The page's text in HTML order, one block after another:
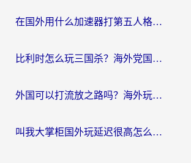
在国外用什么加速器打第五人格？留学生亲测：这6个功能才是关键！
比利时怎么玩三国杀？海外党国服游戏加速器终极指南（附问道CODOL优化方案）
外国可以打流放之路吗？海外玩家国服游戏畅玩终极指南（附实测推荐）
叫我大掌柜国外玩延迟很高怎么办？海外党亲测的国服游戏加速全攻略